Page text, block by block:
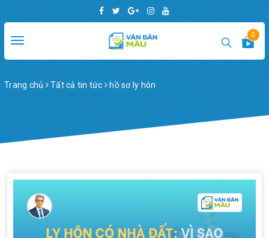
Toggle
0
Trang chủ Tất cả tin tức hồ sơ ly hôn